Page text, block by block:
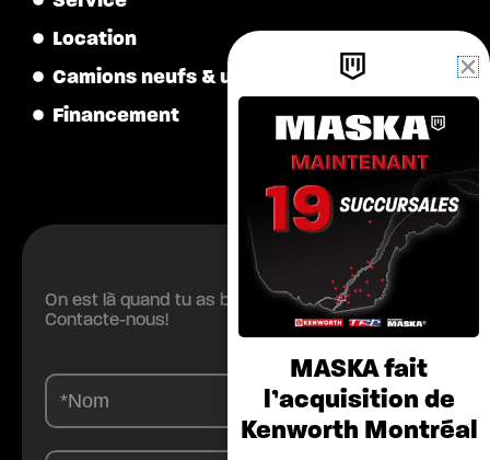
Location
Camions neufs & usagés
Financement
On est là quand tu as besoin.
Contacte-nous!
Contactez-
nous
-
FR
MASKA fait
l’acquisition de
Kenworth Montréal